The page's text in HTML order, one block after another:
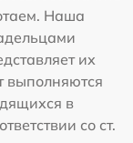
Наша
их
выполняются
в
со ст.